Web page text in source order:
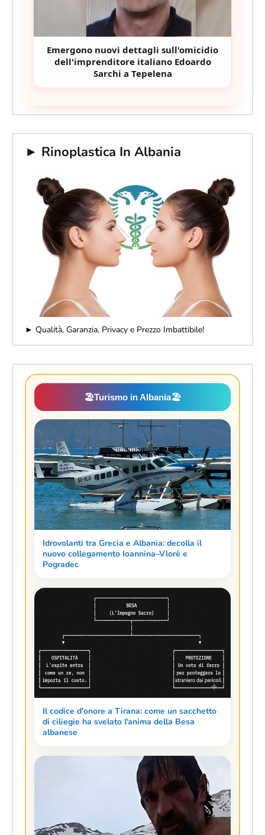
Emergono nuovi dettagli sull'omicidio
dell'imprenditore italiano Edoardo
Sarchi a Tepelena
► Rinoplastica In Albania
► Qualità, Garanzia, Privacy e Prezzo Imbattibile!
🏖️Turismo in Albania🏖️
Idrovolanti tra Grecia e Albania: decolla il
nuovo collegamento Ioannina–Vlorë e
Pogradec
Il codice d'onore a Tirana: come un sacchetto
di ciliegie ha svelato l'anima della Besa
albanese